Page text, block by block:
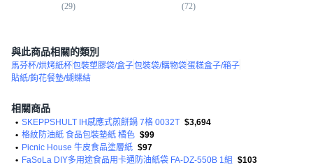
(29) (72)
與此商品相關的類別
馬芬杯/烘烤紙杯包裝塑膠袋/盒子包裝袋/購物袋蛋糕盒子/箱子
貼紙/鉤花餐墊/蝴蝶結
相關商品
• SKEPPSHULT IH感應式煎餅鍋 7格 0032T $3,694
• 格紋防油紙 食品包裝墊紙 橘色 $99
• Picnic House 牛皮食品塗層紙 $97
• FaSoLa DIY多用途食品用卡通防油紙袋 FA-DZ-550B 1組
$103